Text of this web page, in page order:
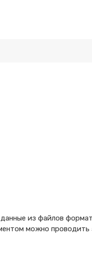
из файлов
можно проводить